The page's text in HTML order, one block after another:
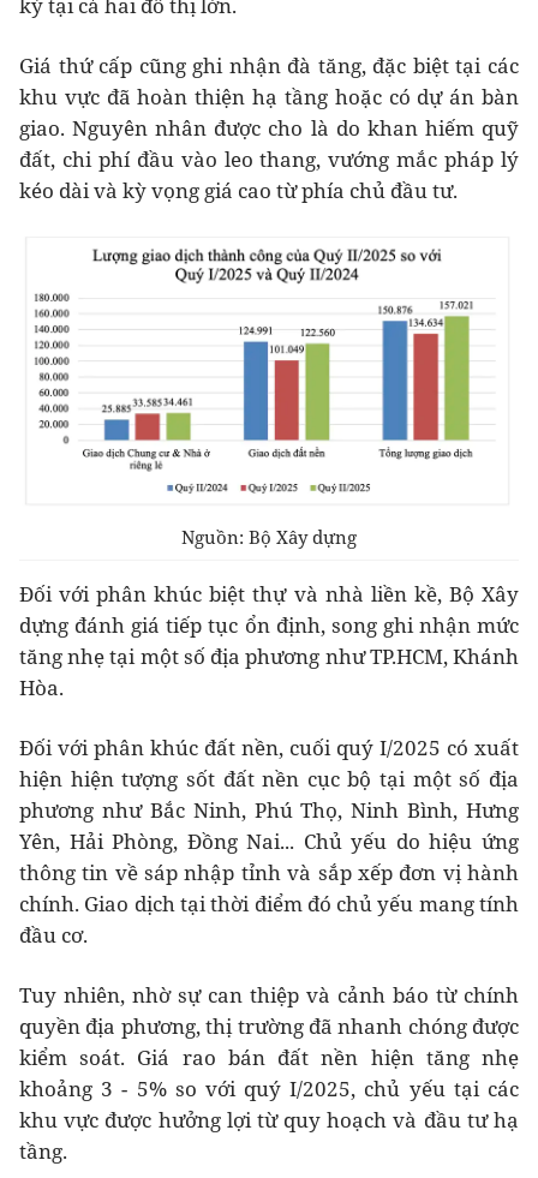
Giá thứ cấp cũng ghi nhận đà tăng, đặc biệt tại các
khu vực đã hoàn thiện hạ tầng hoặc có dự án bàn
giao. Nguyên nhân được cho là do khan hiếm quỹ
đất, chi phí đầu vào leo thang, vướng mắc pháp lý
kéo dài và kỳ vọng giá cao từ phía chủ đầu tư.
Nguồn: Bộ Xây dựng
Đối với phân khúc biệt thự và nhà liền kề, Bộ Xây
dựng đánh giá tiếp tục ổn định, song ghi nhận mức
tăng nhẹ tại một số địa phương như TP.HCM, Khánh
Hòa.
Đối với phân khúc đất nền, cuối quý I/2025 có xuất
hiện hiện tượng sốt đất nền cục bộ tại một số địa
phương như Bắc Ninh, Phú Thọ, Ninh Bình, Hưng
Yên, Hải Phòng, Đồng Nai... Chủ yếu do hiệu ứng
thông tin về sáp nhập tỉnh và sắp xếp đơn vị hành
chính. Giao dịch tại thời điểm đó chủ yếu mang tính
đầu cơ.
Tuy nhiên, nhờ sự can thiệp và cảnh báo từ chính
quyền địa phương, thị trường đã nhanh chóng được
kiểm soát. Giá rao bán đất nền hiện tăng nhẹ
khoảng 3 - 5% so với quý I/2025, chủ yếu tại các
khu vực được hưởng lợi từ quy hoạch và đầu tư hạ
tầng.